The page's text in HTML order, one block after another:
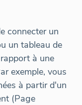
connecter un
un tableau de
à une
exemple, vous
à partir d'un
(Page